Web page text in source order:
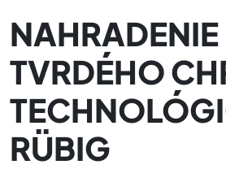
NAHRADENIE
TVRDÉHO
RÜBIG